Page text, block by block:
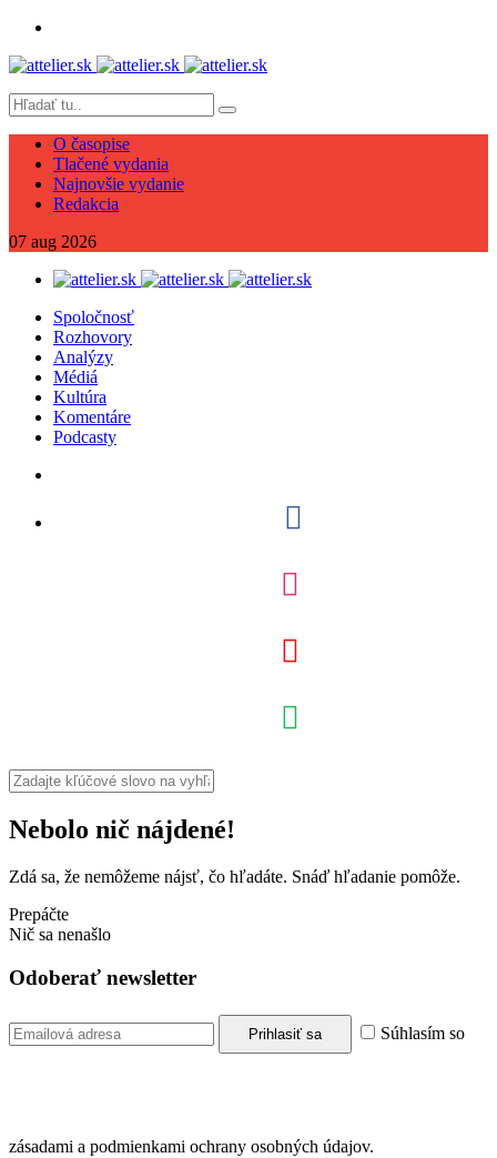
O časopise
Tlačené vydania
Najnovšie vydanie
Redakcia
07 aug 2026
Spoločnosť
Rozhovory
Analýzy
Médiá
Kultúra
Komentáre
Podcasty
Nebolo nič nájdené!
Zdá sa, že nemôžeme nájsť, čo hľadáte. Snáď hľadanie pomôže.
Prepáčte
Nič sa nenašlo
Odoberať newsletter
Súhlasím so
zásadami a podmienkami ochrany osobných údajov.